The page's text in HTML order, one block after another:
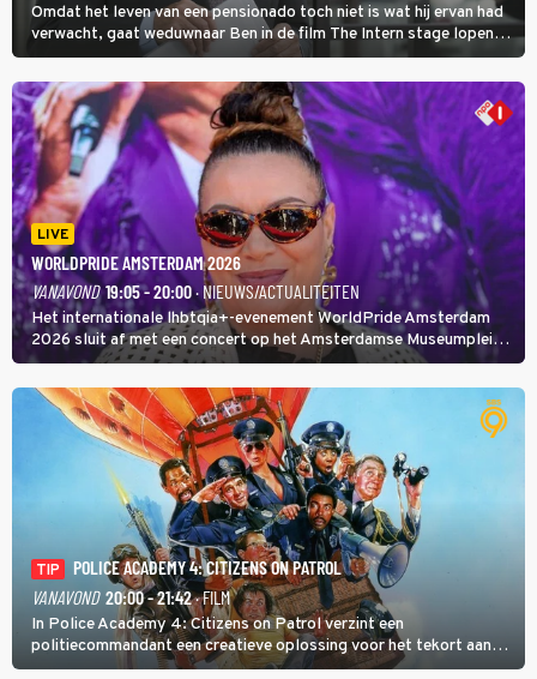
Omdat het leven van een pensionado toch niet is wat hij ervan had
verwacht, gaat weduwnaar Ben in de film The Intern stage lopen
bij de hippe webwinkel van Jules, wat een gouden zet blijkt te zijn.
LIVE
WORLDPRIDE AMSTERDAM 2026
VANAVOND 19:05 - 20:00· NIEUWS/ACTUALITEITEN
Het internationale lhbtqia+-evenement WorldPride Amsterdam
2026 sluit af met een concert op het Amsterdamse Museumplein.
Anita Doth is een van de optredende artiesten. In de jaren 90
veroverde ze de wereld als zangeres van 2Unlimited.
TIP
POLICE ACADEMY 4: CITIZENS ON PATROL
VANAVOND 20:00 - 21:42· FILM
In Police Academy 4: Citizens on Patrol verzint een
politiecommandant een creatieve oplossing voor het tekort aan
agenten.